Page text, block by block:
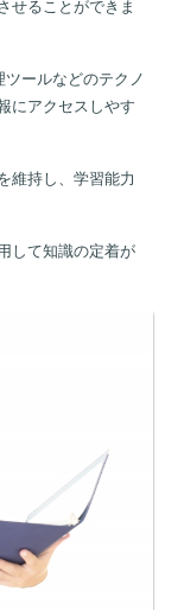
せることができま
ールなどのテクノ
にアクセスしやす
維持し、学習能力
して知識の定着が